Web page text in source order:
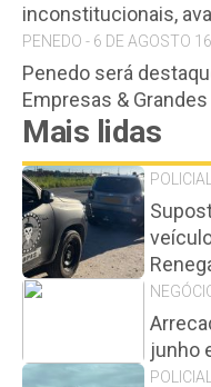
inconstitucionais,
PENEDO - 6 DE AGOSTO
Penedo será
Empresas &
Mais lidas
POLICIAL
junho
POLICIAL